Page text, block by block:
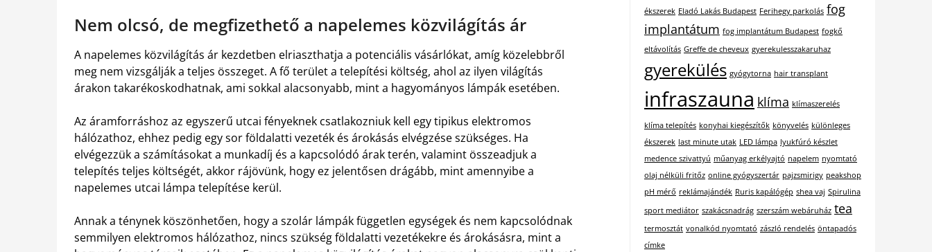
Nem olcsó, de megfizethető a napelemes közvilágítás ár
A napelemes közvilágítás ár kezdetben elriaszthatja a potenciális vásárlókat, amíg közelebbről
meg nem vizsgálják a teljes összeget. A fő terület a telepítési költség, ahol az ilyen világítás
árakon takarékoskodhatnak, ami sokkal alacsonyabb, mint a hagyományos lámpák esetében.
Az áramforráshoz az egyszerű utcai fényeknek csatlakozniuk kell egy tipikus elektromos
hálózathoz, ehhez pedig egy sor földalatti vezeték és árokásás elvégzése szükséges. Ha
elvégezzük a számításokat a munkadíj és a kapcsolódó árak terén, valamint összeadjuk a
telepítés teljes költségét, akkor rájövünk, hogy ez jelentősen drágább, mint amennyibe a
napelemes utcai lámpa telepítése kerül.
Annak a ténynek köszönhetően, hogy a szolár lámpák független egységek és nem kapcsolódnak
semmilyen elektromos hálózathoz, nincs szükség földalatti vezetékekre és árokásásra, mint a
ékszerek Eladó Lakás Budapest Ferihegy parkolás fog
implantátum fog implantátum Budapest fogkő
eltávolítás Greffe de cheveux gyerekulesszakaruhaz
gyerekülés gyógytorna hair transplant
infraszauna klíma klímaszerelés
klíma telepítés konyhai kiegészítők könyvelés különleges
ékszerek last minute utak LED lámpa lyukfúró készlet
medence szivattyú műanyag erkélyajtó napelem nyomtató
olaj nélküli fritőz online gyógyszertár pajzsmirigy peakshop
pH mérő reklámajándék Ruris kapálógép shea vaj Spirulina
sport mediátor szakácsnadrág szerszám webáruház tea
termosztát vonalkód nyomtató zászló rendelés öntapadós
címke